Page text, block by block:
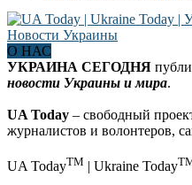
О НАС
УКРАИНА СЕГОДНЯ
новости Украины и мира.
UA Today – свободный
журналистов и волонтеров,
UA TodayTM | Ukraine Today